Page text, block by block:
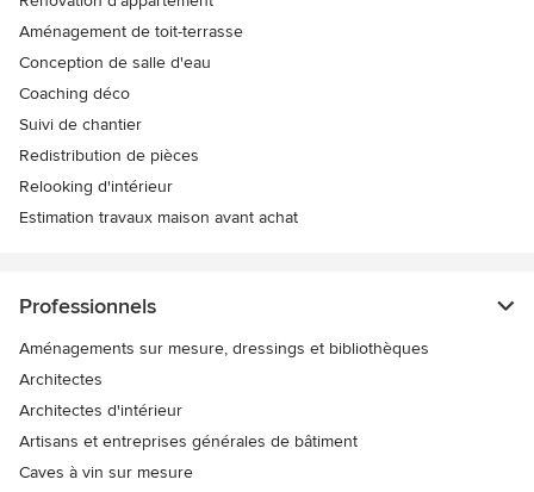
Aménagement de toit-terrasse
Conception de salle d'eau
Coaching déco
Suivi de chantier
Redistribution de pièces
Relooking d'intérieur
Estimation travaux maison avant achat
Professionnels
Aménagements sur mesure, dressings et bibliothèques
Architectes
Architectes d'intérieur
Artisans et entreprises générales de bâtiment
Caves à vin sur mesure